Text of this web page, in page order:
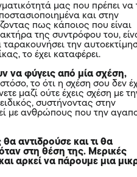
μας που πρέπει να
και στην
πως κάποιος που είναι
της συντρόφου του,
ταρακουνήσει την
το έχει καταφέρει.
να φύγεις από μία σχέση,
το ότι η σχέση σου δεν
μαζί ούτε έχεις σχέση με
ειδικός, συστήνοντας στην
με ανθρώπους που την
αντιδρούσε και τι θα
στη θέση της. Μερικές
αρκεί να πάρουμε μια